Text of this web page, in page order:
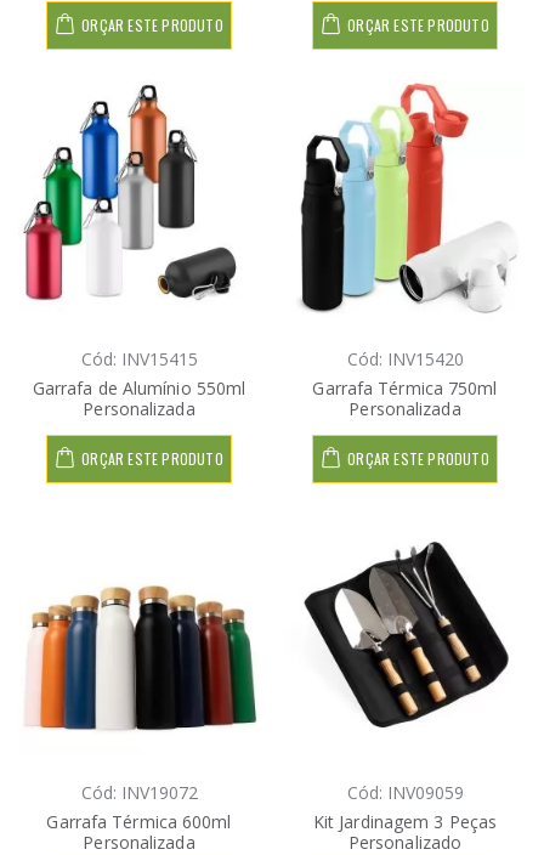
ORÇAR ESTE PRODUTO ORÇAR ESTE PRODUTO
Cód: INV15415
Garrafa de Alumínio 550ml
Personalizada
ORÇAR ESTE PRODUTO
Cód: INV15420
Garrafa Térmica 750ml
Personalizada
ORÇAR ESTE PRODUTO
Cód: INV19072
Garrafa Térmica 600ml
Personalizada
Cód: INV09059
Kit Jardinagem 3 Peças
Personalizado